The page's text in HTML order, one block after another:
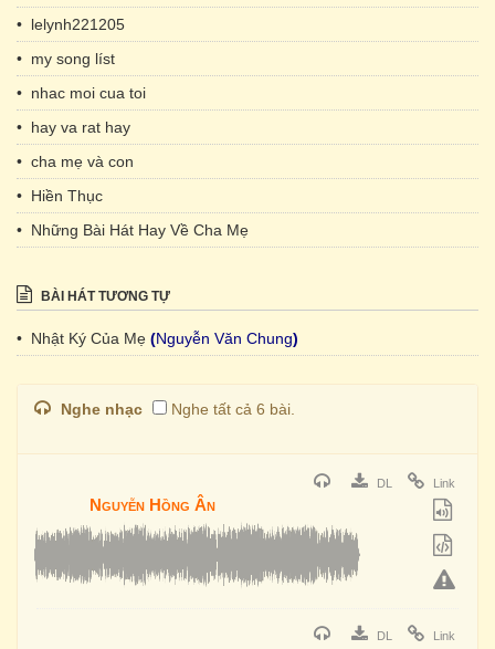
• lelynh221205
• my song líst
• nhac moi cua toi
• hay va rat hay
• cha mẹ và con
• Hiền Thục
• Những Bài Hát Hay Về Cha Mẹ
BÀI HÁT TƯƠNG TỰ
• Nhật Ký Của Mẹ (Nguyễn Văn Chung)
Nghe nhạc Nghe tất cả 6 bài.
DL Link
Nguyễn Hồng Ân
DL Link